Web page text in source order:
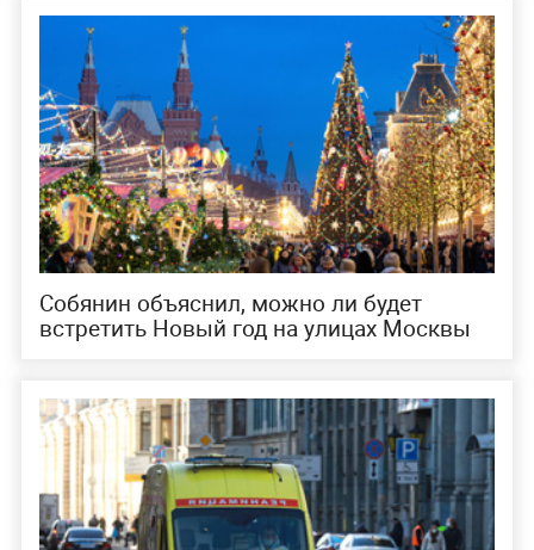
Собянин объяснил, можно ли будет
встретить Новый год на улицах Москвы